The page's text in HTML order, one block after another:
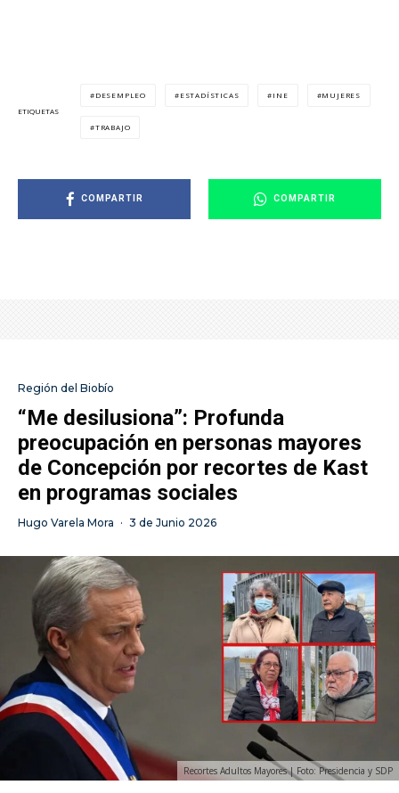
ETIQUETAS
DESEMPLEO ESTADÍSTICAS INE MUJERES
TRABAJO
COMPARTIR COMPARTIR
Región del Biobío
“Me desilusiona”: Profunda
preocupación en personas mayores
de Concepción por recortes de Kast
en programas sociales
Hugo Varela Mora · 3 de Junio 2026
Recortes Adultos Mayores | Foto: Presidencia y SDP